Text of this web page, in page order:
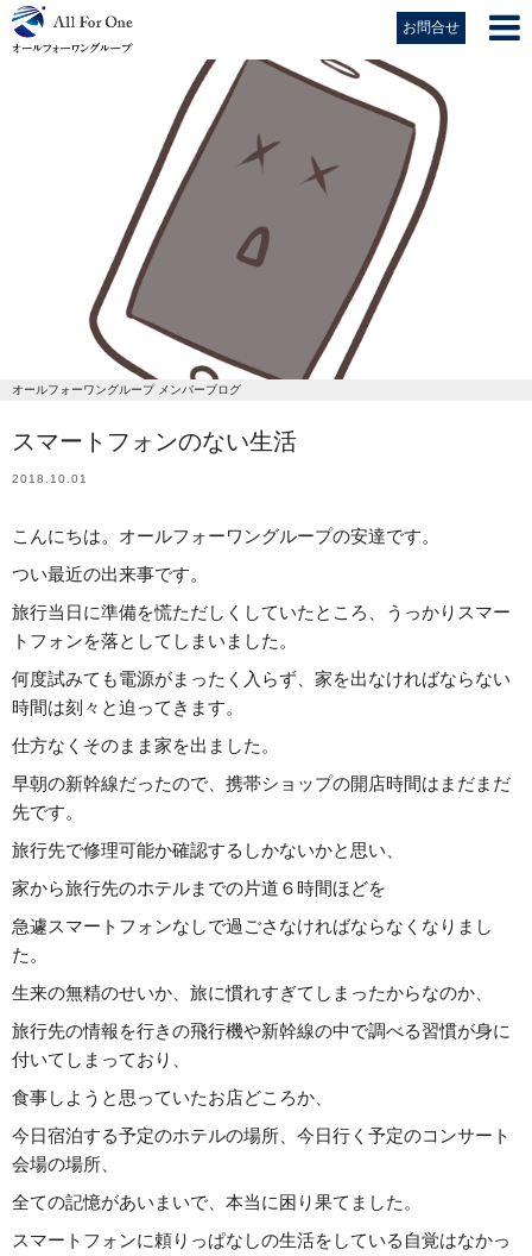
お問合せ
オールフォーワングループ メンバーブログ
スマートフォンのない生活
2018.10.01
こんにちは。オールフォーワングループの安達です。
つい最近の出来事です。
旅行当日に準備を慌ただしくしていたところ、うっかりスマー
トフォンを落としてしまいました。
何度試みても電源がまったく入らず、家を出なければならない
時間は刻々と迫ってきます。
仕方なくそのまま家を出ました。
早朝の新幹線だったので、携帯ショップの開店時間はまだまだ
先です。
旅行先で修理可能か確認するしかないかと思い、
家から旅行先のホテルまでの片道６時間ほどを
急遽スマートフォンなしで過ごさなければならなくなりまし
た。
生来の無精のせいか、旅に慣れすぎてしまったからなのか、
旅行先の情報を行きの飛行機や新幹線の中で調べる習慣が身に
付いてしまっており、
食事しようと思っていたお店どころか、
今日宿泊する予定のホテルの場所、今日行く予定のコンサート
会場の場所、
全ての記憶があいまいで、本当に困り果てました。
スマートフォンに頼りっぱなしの生活をしている自覚はなかっ